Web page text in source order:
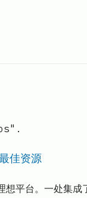
佳资源
想平台。一处集